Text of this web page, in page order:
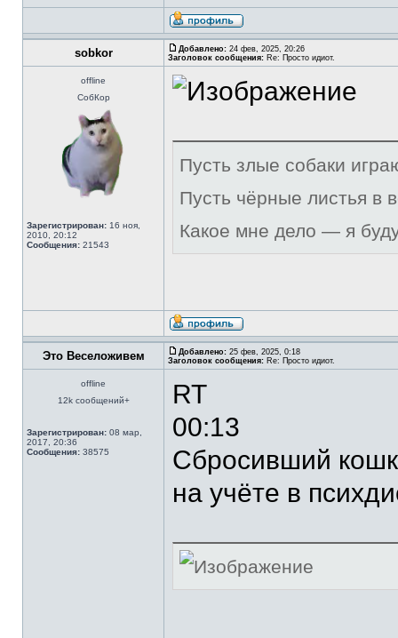
sobkor Добавлено: 24 фев, 2025, 20:26
Заголовок сообщения: Re: Просто идиот.
offline
СобКор
Зарегистрирован: 16 ноя,
2010, 20:12
Сообщения: 21543
Пусть злые собаки
Пусть чёрные листья в
Какое мне дело — я
Это Веселоживем Добавлено: 25 фев, 2025, 0:18
Заголовок сообщения: Re: Просто идиот.
offline
12k сообщений+
Зарегистрирован: 08 мар,
2017, 20:36
Сообщения: 38575
RT
00:13
Сбросивший
на учёте в